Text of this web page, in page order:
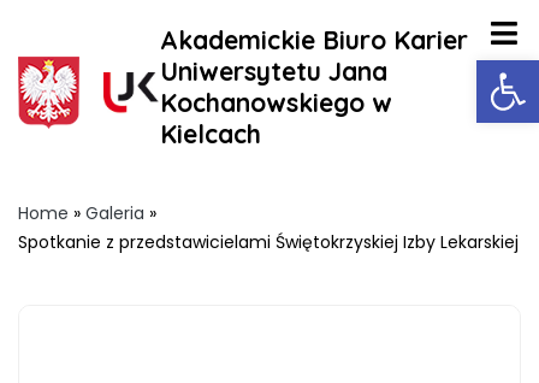
Akademickie Biuro Karier
Uniwersytetu Jana
Kochanowskiego w
Kielcach
Home » Galeria »
Spotkanie z przedstawicielami Świętokrzyskiej Izby Lekarskiej